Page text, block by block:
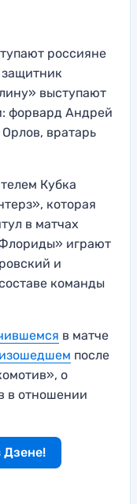
россияне
выступают
форвард Андрей
вратарь
Кубка
которая
в матчах
играют
и
команды
в матче
после
о
в отношении
Дзене!